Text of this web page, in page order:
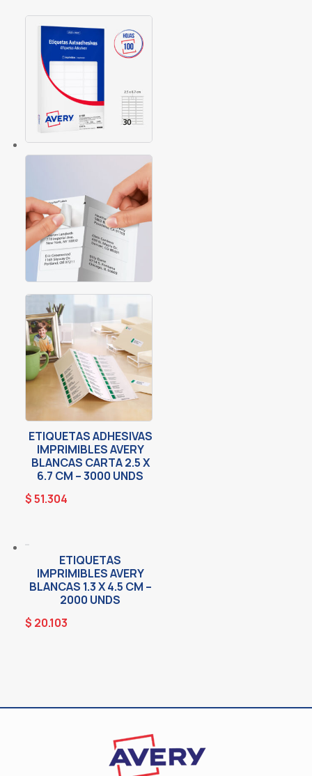
ETIQUETAS ADHESIVAS
IMPRIMIBLES AVERY
BLANCAS CARTA 2.5 X
6.7 CM – 3000 UNDS
$51.304
ETIQUETAS
IMPRIMIBLES AVERY
BLANCAS 1.3 X 4.5 CM –
2000 UNDS
$ 20.103